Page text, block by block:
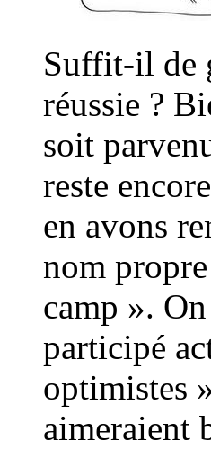
Suffit-il de
réussie ?
soit
reste
en avons
nom
camp ».
participé
optimistes
aimeraient